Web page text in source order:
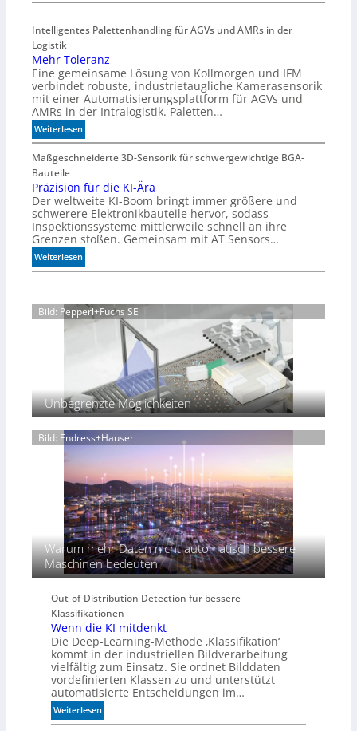
n
g
s
p
e
e
d
i
m
A
u
a
r
i
u
m
Intelligentes Palettenhandling für AGVs und AMRs in der
Logistik
Mehr Toleranz
Eine gemeinsame Lösung von Kollmorgen und IFM
verbindet robuste, industrietaugliche Kamerasensorik
mit einer Automatisierungsplattform für AGVs und
AMRs in der Intralogistik. Paletten…
Weiterlesen:
M
e
r
T
o
l
e
r
a
Maßgeschneiderte 3D-Sensorik für schwergewichtige BGA-
Bauteile
Präzision für die KI-Ära
Der weltweite KI-Boom bringt immer größere und
schwerere Elektronikbauteile hervor, sodass
Inspektionssysteme mittlerweile schnell an ihre
Grenzen stoßen. Gemeinsam mit AT Sensors…
Weiterlesen:
P
z
f
ü
r
d
K
I
-
Ä
r
a
Bild: Pepperl+Fuchs SE
Unbegrenzte Möglichkeiten
Bild: Endress+Hauser
Warum mehr Daten nicht automatisch bessere
Maschinen bedeuten
Out-of-Distribution Detection für bessere
Klassifikationen
Wenn die KI mitdenkt
Die Deep-Learning-Methode ‚Klassifikation‘
kommt in der industriellen Bildverarbeitung
vielfältig zum Einsatz. Sie ordnet Bilddaten
vordefinierten Klassen zu und unterstützt
automatisierte Entscheidungen im…
Weiterlesen:
W